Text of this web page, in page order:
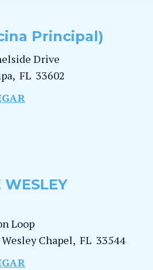
Principal)
Drive
, FL 33602
WESLEY
Loop
Wesley Chapel, FL 33544